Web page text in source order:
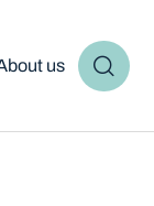
us